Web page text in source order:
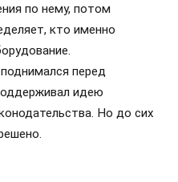
по нему, потом
кто именно
перед
идею
Но до сих